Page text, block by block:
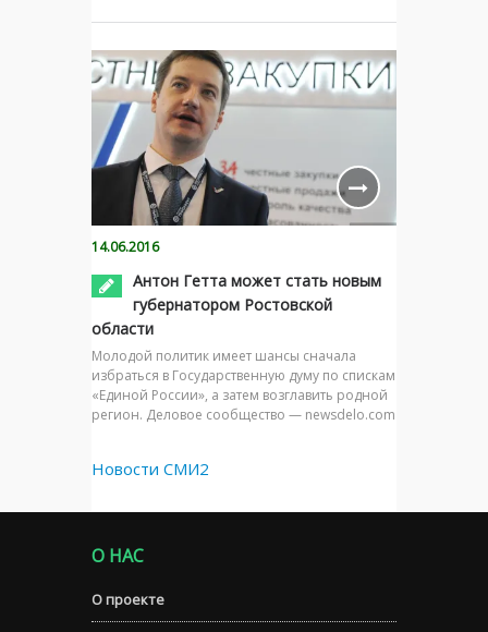
14.06.2016
Антон Гетта может стать новым
губернатором Ростовской
области
Молодой политик имеет шансы сначала
избраться в Государственную думу по спискам
«Единой России», а затем возглавить родной
регион. Деловое сообщество — newsdelo.com
Новости СМИ2
О НАС
О проекте